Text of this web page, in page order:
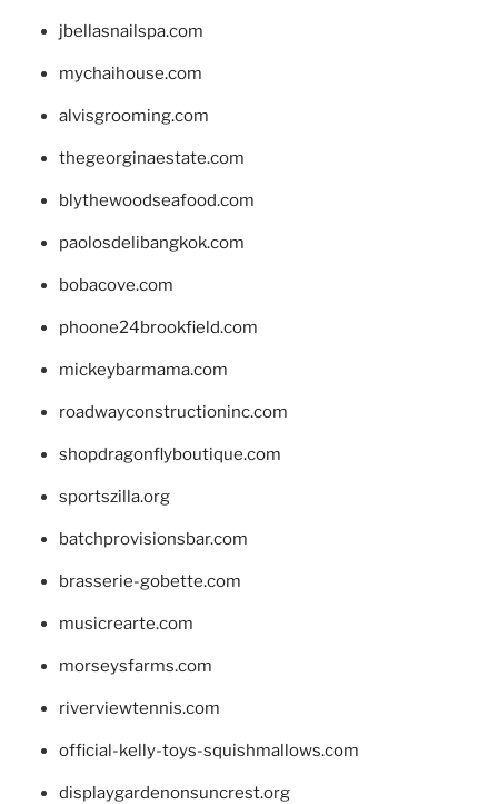
jbellasnailspa.com
mychaihouse.com
alvisgrooming.com
thegeorginaestate.com
blythewoodseafood.com
paolosdelibangkok.com
bobacove.com
phoone24brookfield.com
mickeybarmama.com
roadwayconstructioninc.com
shopdragonflyboutique.com
sportszilla.org
batchprovisionsbar.com
brasserie-gobette.com
musicrearte.com
morseysfarms.com
riverviewtennis.com
official-kelly-toys-squishmallows.com
displaygardenonsuncrest.org